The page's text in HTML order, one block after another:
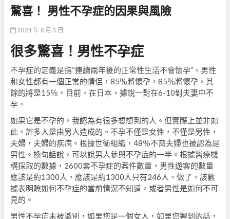
驚喜！ 男性不孕症的因果與風險
2021 年 8 月 3 日
很多驚喜！男性不孕症
不孕​​症的定義是指“連續兩年後的正常性生活不會懷孕”。男性
和女性都有一個正常的情侶，85％將懷孕，85％將懷孕，其
餘的將是15％。目前，在日本，據說一對在6-10對夫妻中不
孕。
如果它是不孕的，我認為有很多想想到的人。但實際上並非如
此。許多人是由男人造成的。不孕不僅是女性，不僅是男性，
夫婦，夫婦的疾病。根據世衛組織，48％不育夫婦也被認為是
男性。換句話說，可以說男人參與不孕症的一半。根據醫療機
構採取的數據，2600套不孕症的案件數量，男性遊客的數量
應該是約1300人，應該是約1300人只有246人。做了。該數
據表明瞭如何不孕症的當前情況不知道，或者男性是如何不可
見的。
男性不孕症未被識別，如果您是一個女人，如果您遲到的話，